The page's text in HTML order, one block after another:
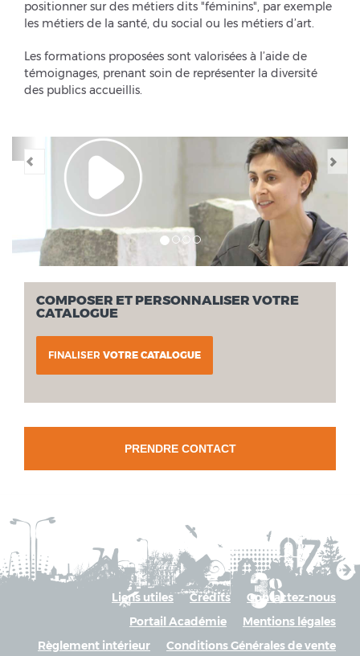
positionner sur des métiers dits "féminins", par exemple
les métiers de la santé, du social ou les métiers d’art.
Les formations proposées sont valorisées à l’aide de
témoignages, prenant soin de représenter la diversité
des publics accueillis.
BÉRANGÈRE - 31 ANS
Previous
COMPOSER ET PERSONNALISER VOTRE
CATALOGUE
FINALISER VOTRE CATALOGUE
PRENDRE CONTACT
Contactez-nous
Crédits
Liens utiles
Mentions légales
Portail Académie
Conditions Générales de vente
Règlement intérieur